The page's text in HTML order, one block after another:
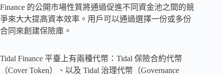
Finance 的公開市場性質將通過促進不同資金池之間的競
爭來大大提高資本效率。用戶可以通過選擇一份或多份
合同來創建保險庫。
Tidal Finance 平臺上有兩種代幣：Tidal 保險合約代幣
（Cover Token）、以及 Tidal 治理代幣（Governance